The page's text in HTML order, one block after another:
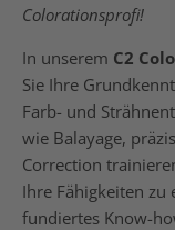
Colorationsprofi!
In unserem C2
Sie Ihre
Farb- und
wie Balayage,
Correction
Ihre Fähigkeiten zu
fundiertes Know-